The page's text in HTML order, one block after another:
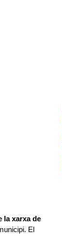
la xarxa de
El